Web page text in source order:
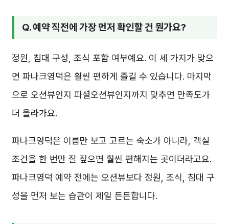
Q. 예약 직전에 가장 먼저 확인할 건 뭔가요?
정원, 침대 구성, 조식 포함 여부예요. 이 세 가지가 맞으
면 파나크영덕은 훨씬 편하게 즐길 수 있습니다. 마지막
으로 오션뷰인지 파셜오션뷰인지까지 맞추면 만족도가
더 올라가요.
파나크영덕은 이름만 보고 고르는 숙소가 아니라, 객실
조건을 한 번만 잘 짚으면 훨씬 편해지는 곳이더라고요.
파나크영덕 예약 전에는 오션뷰보다 정원, 조식, 침대 구
성을 먼저 보는 습관이 제일 든든합니다.